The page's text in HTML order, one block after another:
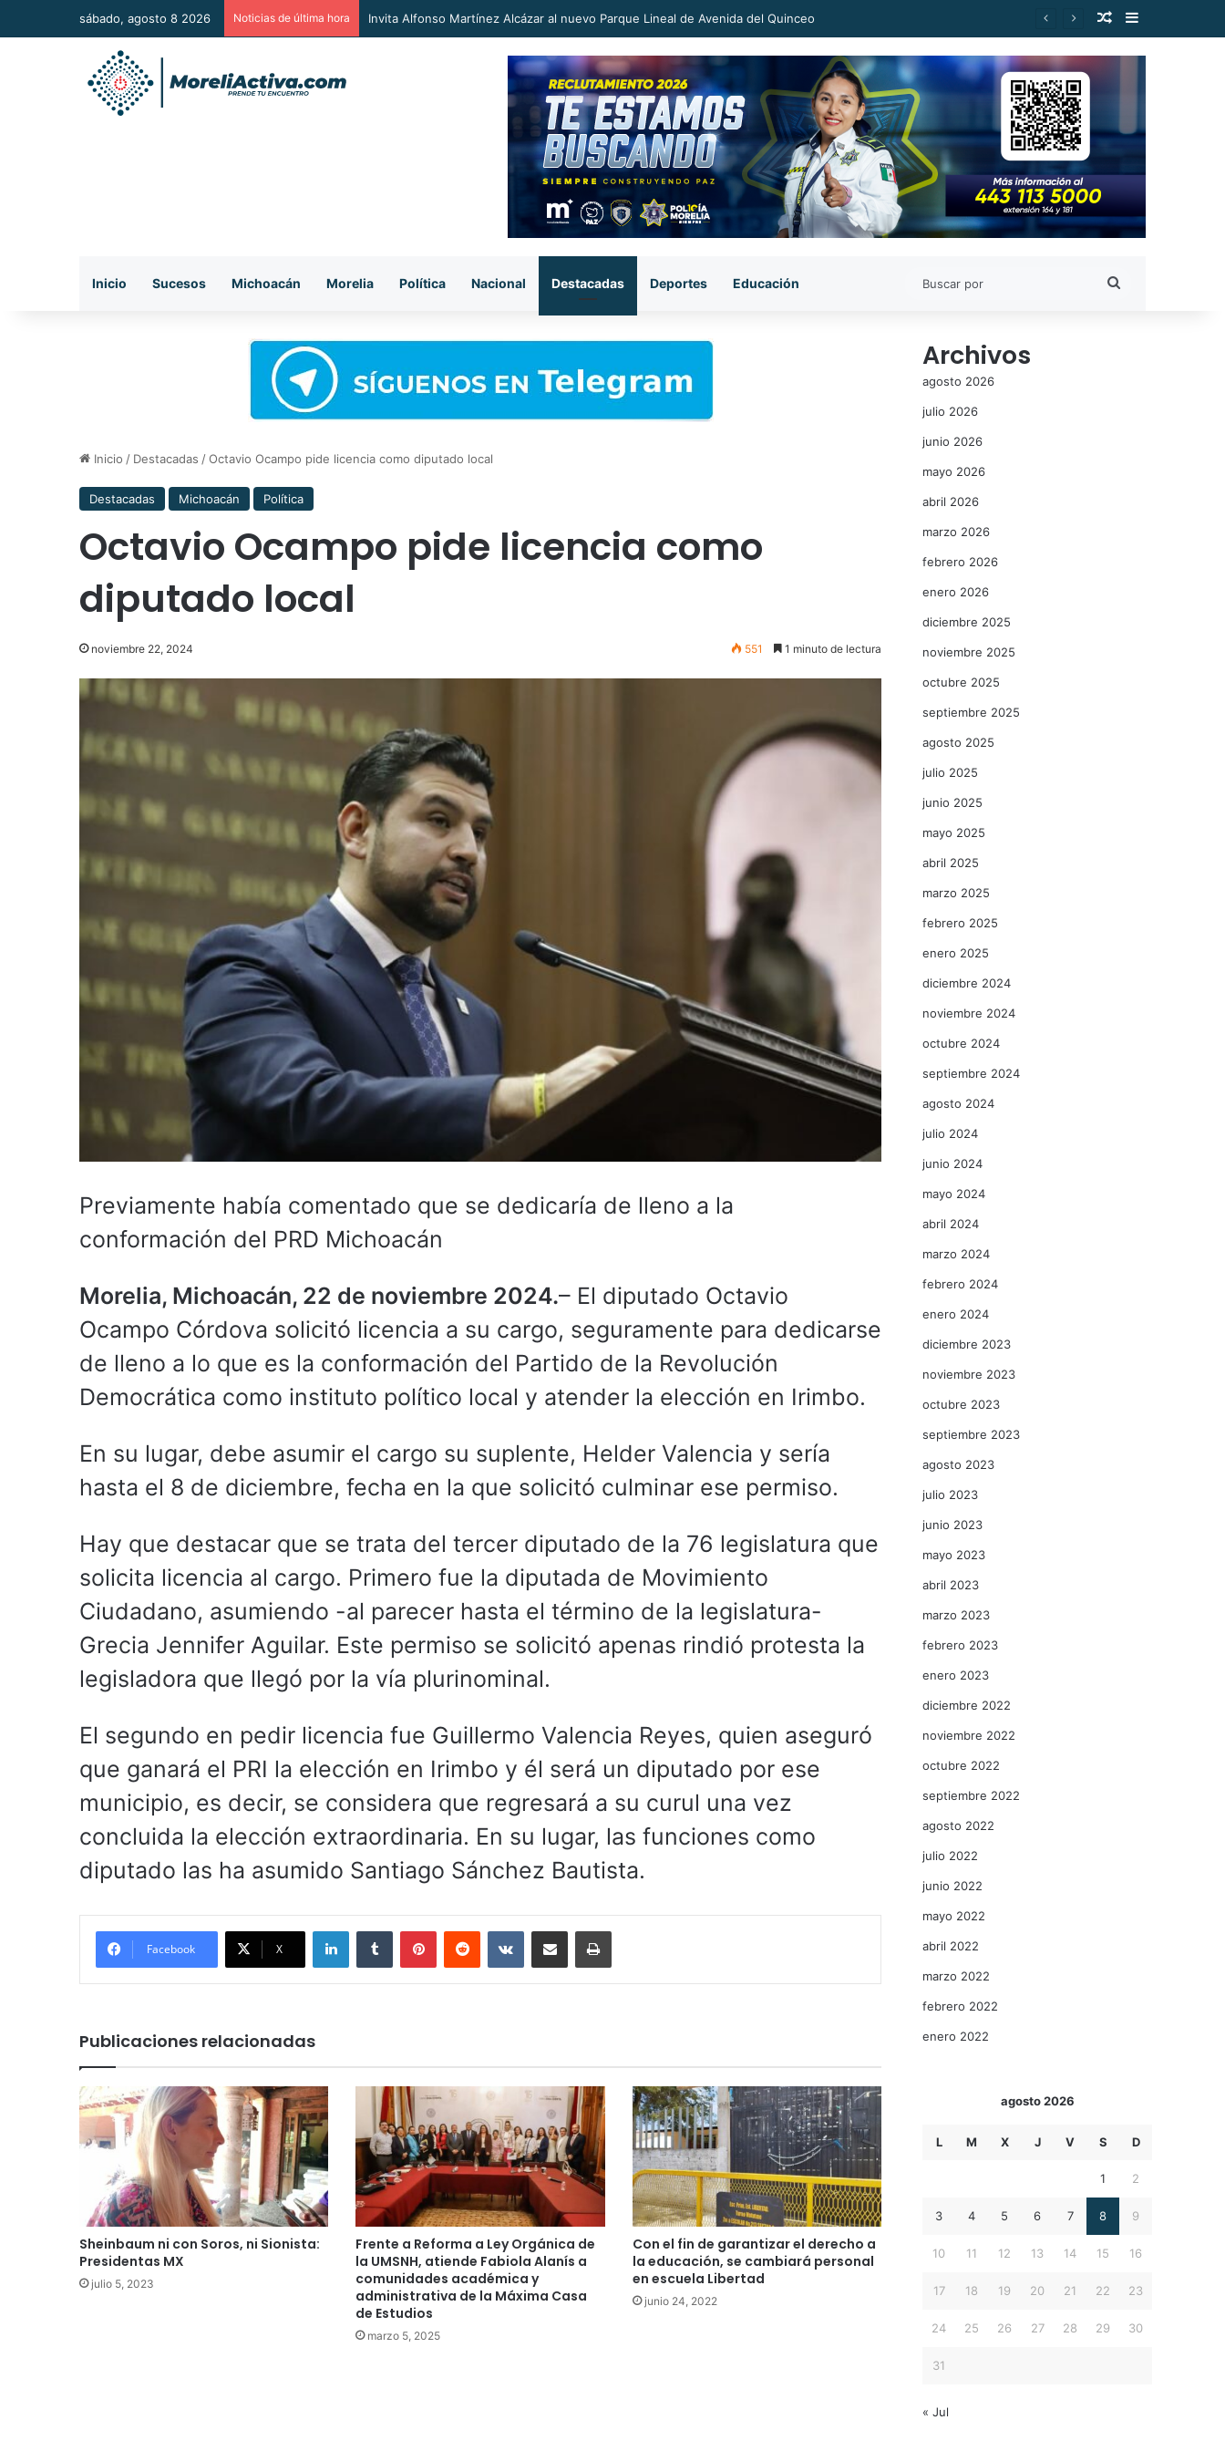
sábado, agosto 8 2026 Noticias de última hora Vinculan a proceso al «R1» por homicidio del ex alcalde Carlos Manzo Publicación al
Barra lateral
Inicio Sucesos Michoacán Morelia Política Nacional Destacadas Deportes Educación
Inicio / Destacadas /Octavio Ocampo pide licencia como diputado local
Destacadas Michoacán Política
Octavio Ocampo pide licencia como
diputado local
noviembre 22, 2024 551 1 minuto de lectura
Previamente había comentado que se dedicaría de lleno a la
conformación del PRD Michoacán
Morelia, Michoacán, 22 de noviembre 2024.– El diputado Octavio
Ocampo Córdova solicitó licencia a su cargo, seguramente para dedicarse
de lleno a lo que es la conformación del Partido de la Revolución
Democrática como instituto político local y atender la elección en Irimbo.
En su lugar, debe asumir el cargo su suplente, Helder Valencia y sería
hasta el 8 de diciembre, fecha en la que solicitó culminar ese permiso.
Hay que destacar que se trata del tercer diputado de la 76 legislatura que
solicita licencia al cargo. Primero fue la diputada de Movimiento
Ciudadano, asumiendo -al parecer hasta el término de la legislatura-
Grecia Jennifer Aguilar. Este permiso se solicitó apenas rindió protesta la
legisladora que llegó por la vía plurinominal.
El segundo en pedir licencia fue Guillermo Valencia Reyes, quien aseguró
que ganará el PRI la elección en Irimbo y él será un diputado por ese
municipio, es decir, se considera que regresará a su curul una vez
concluida la elección extraordinaria. En su lugar, las funciones como
diputado las ha asumido Santiago Sánchez Bautista.
Facebook X
LinkedInTumblr PinterestReddit VKontakteCompartir por correo electrónicoImprimir
Publicaciones relacionadas
Sheinbaum ni con Soros, ni Sionista:
Presidentas MX
julio 5, 2023
Frente a Reforma a Ley Orgánica de
la UMSNH, atiende Fabiola Alanís a
comunidades académica y
administrativa de la Máxima Casa
de Estudios
marzo 5, 2025
Con el fin de garantizar el derecho a
la educación, se cambiará personal
en escuela Libertad
junio 24, 2022
Archivos
agosto 2026
julio 2026
junio 2026
mayo 2026
abril 2026
marzo 2026
febrero 2026
enero 2026
diciembre 2025
noviembre 2025
octubre 2025
septiembre 2025
agosto 2025
julio 2025
junio 2025
mayo 2025
abril 2025
marzo 2025
febrero 2025
enero 2025
diciembre 2024
noviembre 2024
octubre 2024
septiembre 2024
agosto 2024
julio 2024
junio 2024
mayo 2024
abril 2024
marzo 2024
febrero 2024
enero 2024
diciembre 2023
noviembre 2023
octubre 2023
septiembre 2023
agosto 2023
julio 2023
junio 2023
mayo 2023
abril 2023
marzo 2023
febrero 2023
enero 2023
diciembre 2022
noviembre 2022
octubre 2022
septiembre 2022
agosto 2022
julio 2022
junio 2022
mayo 2022
abril 2022
marzo 2022
febrero 2022
enero 2022
agosto 2026
L M X J V S D
1 2
3 4 5 6 7 8 9
10 11 12 13 14 15 16
17 18 19 20 21 22 23
24 25 26 27 28 29 30
31
« Jul